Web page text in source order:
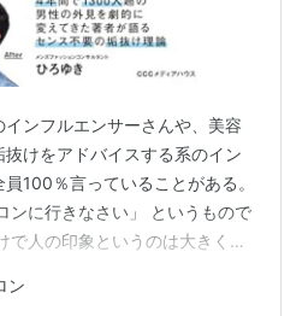
ンフルエンサーさんや、美容
けをアドバイスする系のイン
100％言っていることがある。
ンに行きなさい」 というもので
で人の印象というのは大きく変
は、当時の流行りに乗ってめ
ン